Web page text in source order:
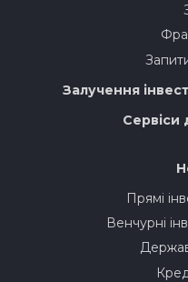
Залучення
Сервіси
Прямі
Венчурні